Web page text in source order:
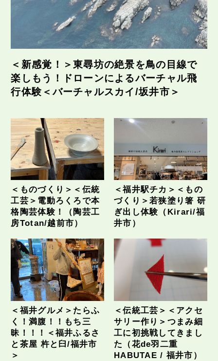
＜新感覚！＞東尋坊の絶景を鳥の目線で
楽しもう！ドローンによるバーチャル飛
行体験＜バーチャルスカイ/坂井市＞
＜ものづくり＞＜伝統
工芸＞電動ろくろで本
格陶芸体験！（陶芸工
房Totan/越前市）
＜福井駅チカ＞＜もの
づくり＞若狭塗り箸 研
ぎ出し体験（Kirari/福
井市）
＜福井グルメ＞たらふ
く！満腹！！もち三
昧！！！＜福井ふるさ
と茶屋 杵と臼/福井市
＞
＜伝統工芸＞＜アクセ
サリー作り＞つまみ細
工に初挑戦してきまし
た（花de羽二重
HABUTAE / 福井市）